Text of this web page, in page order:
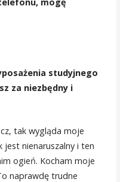
studyjnego
za niezbędny i
tak wygląda moje
jest nienaruszalny i ten
ogień. Kocham moje
naprawdę trudne